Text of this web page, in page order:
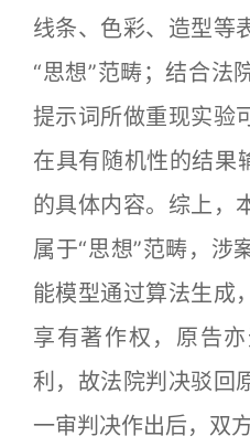
线条、色彩、造型等
“思想”范畴；结合法
提示词所做重现实验
在具有随机性的结果
的具体内容。综上，
属于“思想”范畴，涉
能模型通过算法生成
享有著作权，原告
利，故法院判决驳回
一审判决作出后，双